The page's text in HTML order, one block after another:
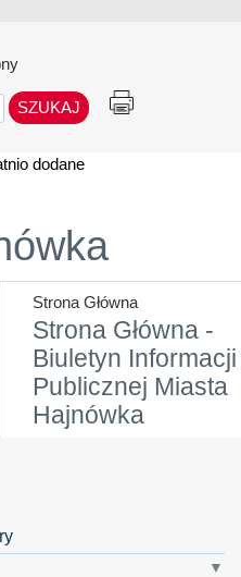
dodane
Strona Główna
Strona Główna -
Biuletyn Informacji
Publicznej Miasta
Hajnówka